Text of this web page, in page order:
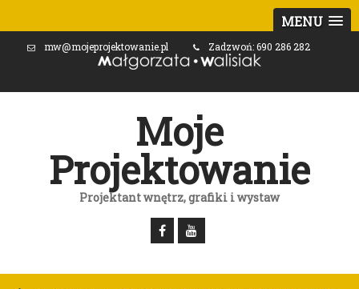
MENU
mw@mojeprojektowanie.pl Zadzwoń: 690 286 282
Moje
Projektowanie
Projektant wnętrz, grafiki i wystaw